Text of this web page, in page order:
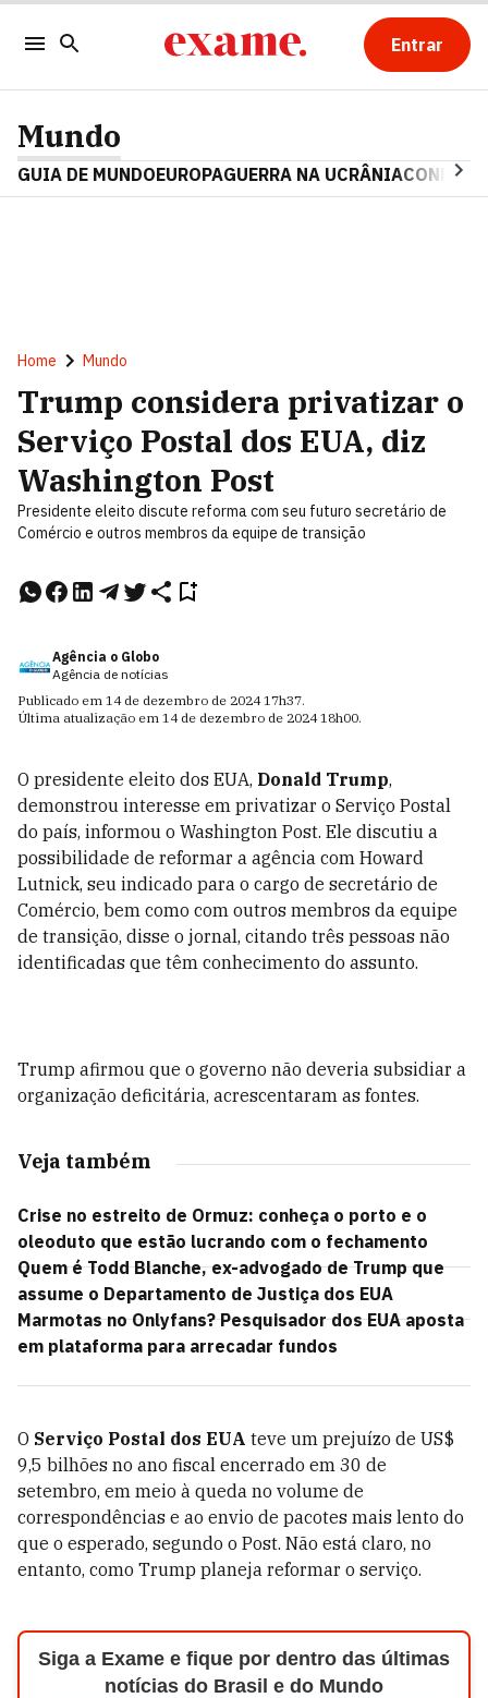
Entrar
Mundo
GUIA DE MUNDOEUROPAGUERRA NA UCRÂNIA
Home Mundo
Trump considera privatizar o
Serviço Postal dos EUA, diz
Washington Post
Presidente eleito discute reforma com seu futuro secretário de
Comércio e outros membros da equipe de transição
Agência o Globo
Agência de notícias
Publicado em 14 de dezembro de 2024 17h37.
Última atualização em 14 de dezembro de 2024 18h00.
O presidente eleito dos EUA, Donald Trump,
demonstrou interesse em privatizar o Serviço Postal
do país, informou o Washington Post. Ele discutiu a
possibilidade de reformar a agência com Howard
Lutnick, seu indicado para o cargo de secretário de
Comércio, bem como com outros membros da equipe
de transição, disse o jornal, citando três pessoas não
identificadas que têm conhecimento do assunto.
Trump afirmou que o governo não deveria subsidiar a
organização deficitária, acrescentaram as fontes.
Veja também
Crise no estreito de Ormuz: conheça o porto e o
oleoduto que estão lucrando com o fechamento
Quem é Todd Blanche, ex-advogado de Trump que
assume o Departamento de Justiça dos EUA
Marmotas no Onlyfans? Pesquisador dos EUA aposta
em plataforma para arrecadar fundos
O Serviço Postal dos EUA teve um prejuízo de US$
9,5 bilhões no ano fiscal encerrado em 30 de
setembro, em meio à queda no volume de
correspondências e ao envio de pacotes mais lento do
que o esperado, segundo o Post. Não está claro, no
entanto, como Trump planeja reformar o serviço.
Siga a Exame e fique por dentro das últimas
notícias do Brasil e do Mundo